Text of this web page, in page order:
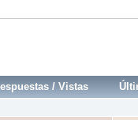
/ Vistas